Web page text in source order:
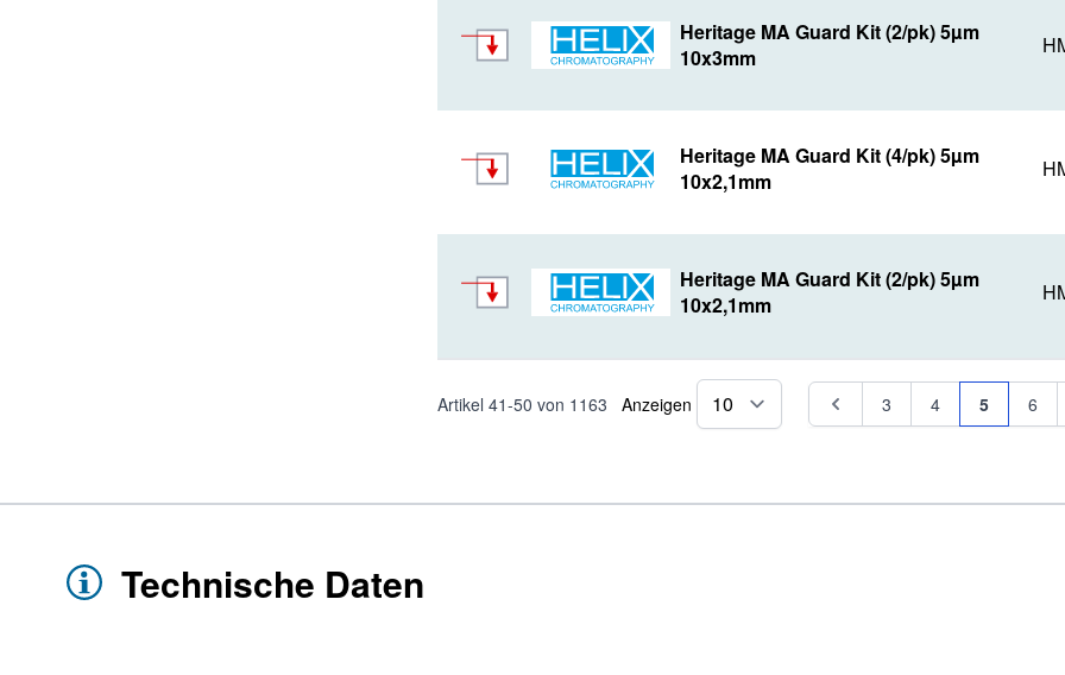
Heritage MA Guard Kit (2/pk) 5µm
10x3mm
Heritage MA Guard Kit (4/pk) 5µm
10x2,1mm
Heritage MA Guard Kit (2/pk) 5µm
10x2,1mm
Artikel 41-50 von 1163 Seite
Seite Seite
3 Seite
4 Sie lesen
5 Seite
6
Anzeigen
pro Seite
Technische Daten